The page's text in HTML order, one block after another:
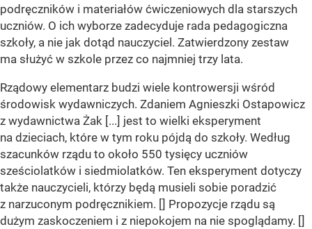
podręczników i materiałów ćwiczeniowych dla starszych
uczniów. O ich wyborze zadecyduje rada pedagogiczna
szkoły, a nie jak dotąd nauczyciel. Zatwierdzony zestaw
ma służyć w szkole przez co najmniej trzy lata.
Rządowy elementarz budzi wiele kontrowersji wśród
środowisk wydawniczych. Zdaniem Agnieszki Ostapowicz
z wydawnictwa Żak [...] jest to wielki eksperyment
na dzieciach, które w tym roku pójdą do szkoły. Według
szacunków rządu to około 550 tysięcy uczniów
sześciolatków i siedmiolatków. Ten eksperyment dotyczy
także nauczycieli, którzy będą musieli sobie poradzić
z narzuconym podręcznikiem. [] Propozycje rządu są
dużym zaskoczeniem i z niepokojem na nie spoglądamy. []